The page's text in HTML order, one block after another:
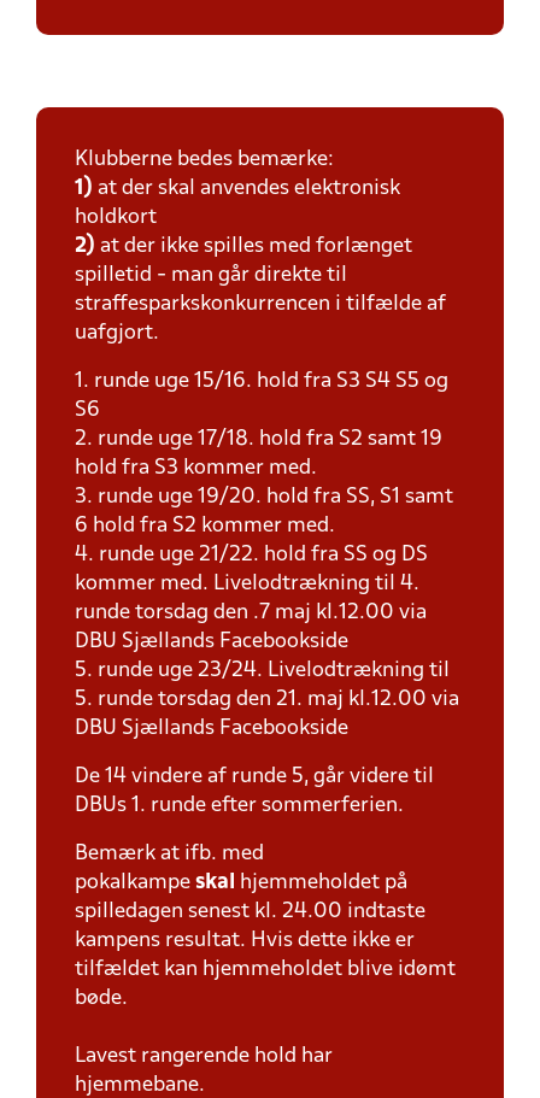
Klubberne bedes bemærke:
1) at der skal anvendes elektronisk
holdkort
2) at der ikke spilles med forlænget
spilletid - man går direkte til
straffesparkskonkurrencen i tilfælde af
uafgjort.
1. runde uge 15/16. hold fra S3 S4 S5 og
S6
2. runde uge 17/18. hold fra S2 samt 19
hold fra S3 kommer med.
3. runde uge 19/20. hold fra SS, S1 samt
6 hold fra S2 kommer med.
4. runde uge 21/22. hold fra SS og DS
kommer med. Livelodtrækning til 4.
runde torsdag den .7 maj kl.12.00 via
DBU Sjællands Facebookside
5. runde uge 23/24. Livelodtrækning til
5. runde torsdag den 21. maj kl.12.00 via
DBU Sjællands Facebookside
De 14 vindere af runde 5, går videre til
DBUs 1. runde efter sommerferien.
Bemærk at ifb. med
pokalkampe skal
hjemmeholdet på
spilledagen senest kl. 24.00 indtaste
kampens resultat. Hvis dette ikke er
tilfældet kan hjemmeholdet blive idømt
bøde.
Lavest rangerende hold har
hjemmebane.